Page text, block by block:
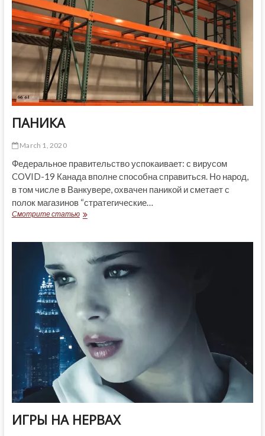
НА
ПОЧВЕ
НЕНАВИСТИ
ПАНИКА
March 1, 2020
Федеральное правительство успокаивает: с вирусом
COVID-19 Канада вполне способна справиться. Но народ,
в том числе в Ванкувере, охвачен паникой и сметает с
полок магазинов “стратегические…
Смотрите статьюПАНИКА
ИГРЫ НА НЕРВАХ